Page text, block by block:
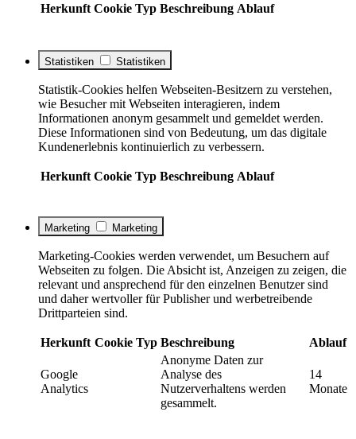
Herkunft Cookie Typ Beschreibung Ablauf
Statistiken Statistiken
Statistik-Cookies helfen Webseiten-Besitzern zu verstehen,
wie Besucher mit Webseiten interagieren, indem
Informationen anonym gesammelt und gemeldet werden.
Diese Informationen sind von Bedeutung, um das digitale
Kundenerlebnis kontinuierlich zu verbessern.
Herkunft Cookie Typ Beschreibung Ablauf
Marketing Marketing
Marketing-Cookies werden verwendet, um Besuchern auf
Webseiten zu folgen. Die Absicht ist, Anzeigen zu zeigen, die
relevant und ansprechend für den einzelnen Benutzer sind
und daher wertvoller für Publisher und werbetreibende
Drittparteien sind.
Herkunft Cookie Typ Beschreibung Ablauf
Google
Analytics
Anonyme Daten zur
Analyse des
Nutzerverhaltens werden
gesammelt.
14
Monate